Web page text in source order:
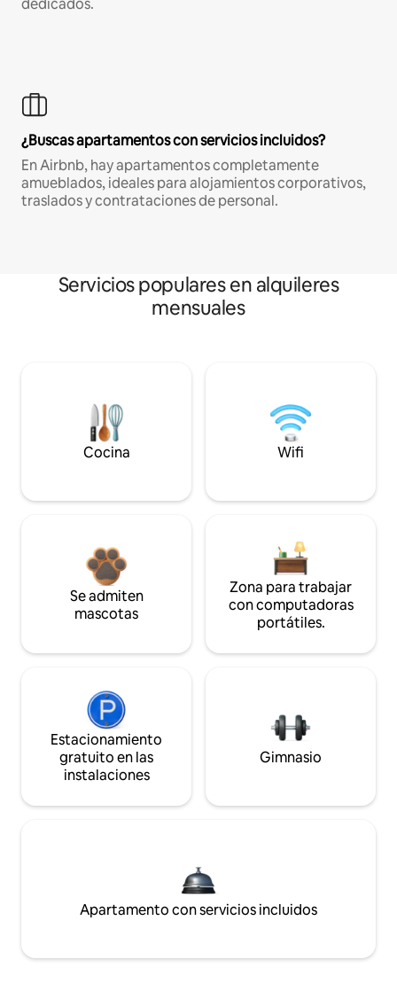
dedicados.
¿Buscas apartamentos con servicios incluidos?
En Airbnb, hay apartamentos completamente
amueblados, ideales para alojamientos corporativos,
traslados y contrataciones de personal.
Servicios populares en alquileres
mensuales
Cocina Wifi
Se admiten
mascotas
Zona para trabajar
con computadoras
portátiles.
Estacionamiento
gratuito en las
instalaciones
Gimnasio
Apartamento con servicios incluidos